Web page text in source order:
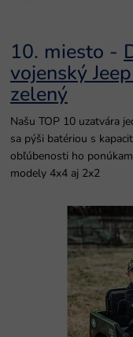
10. miesto -
vojenský
zelený
Našu TOP 10 uzatvára
sa pýši batériou s
obľúbenosti ho
modely 4x4 aj 2x2